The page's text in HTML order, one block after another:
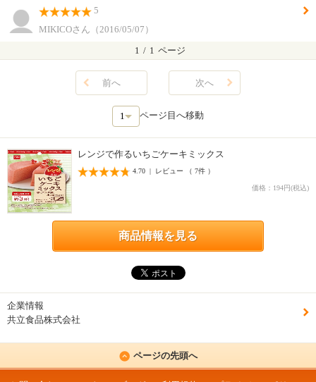
5
MIKICOさん（2016/05/07）
1 / 1 ページ
前へ 次へ
ページ目へ移動
レンジで作るいちごケーキミックス
4.70 | レビュー （ 7件 ）
価格：194円(税込)
商品情報を見る
企業情報
共立食品株式会社
ページの先頭へ